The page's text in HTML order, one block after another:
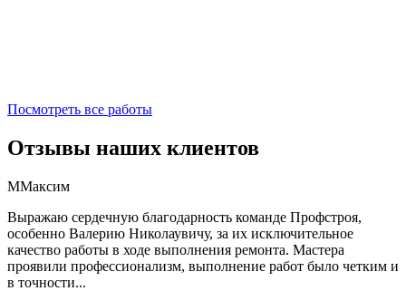
Посмотреть все работы
Отзывы наших клиентов
ММаксим
Выражаю сердечную благодарность команде Профстроя,
особенно Валерию Николаувичу, за их исключительное
качество работы в ходе выполнения ремонта. Мастера
проявили профессионализм, выполнение работ было четким и
в точности...